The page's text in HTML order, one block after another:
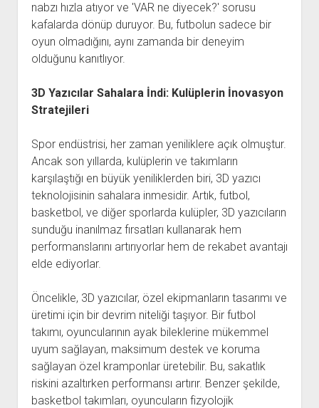
nabzı hızla atıyor ve 'VAR ne diyecek?' sorusu
kafalarda dönüp duruyor. Bu, futbolun sadece bir
oyun olmadığını, aynı zamanda bir deneyim
olduğunu kanıtlıyor.
3D Yazıcılar Sahalara İndi: Kulüplerin İnovasyon
Stratejileri
Spor endüstrisi, her zaman yeniliklere açık olmuştur.
Ancak son yıllarda, kulüplerin ve takımların
karşılaştığı en büyük yeniliklerden biri, 3D yazıcı
teknolojisinin sahalara inmesidir. Artık, futbol,
basketbol, ​​ve diğer sporlarda kulüpler, 3D yazıcıların
sunduğu inanılmaz fırsatları kullanarak hem
performanslarını artırıyorlar hem de rekabet avantajı
elde ediyorlar.
Öncelikle, 3D yazıcılar, özel ekipmanların tasarımı ve
üretimi için bir devrim niteliği taşıyor. Bir futbol
takımı, oyuncularının ayak bileklerine mükemmel
uyum sağlayan, maksimum destek ve koruma
sağlayan özel kramponlar üretebilir. Bu, sakatlık
riskini azaltırken performansı artırır. Benzer şekilde,
basketbol takımları, oyuncuların fizyolojik